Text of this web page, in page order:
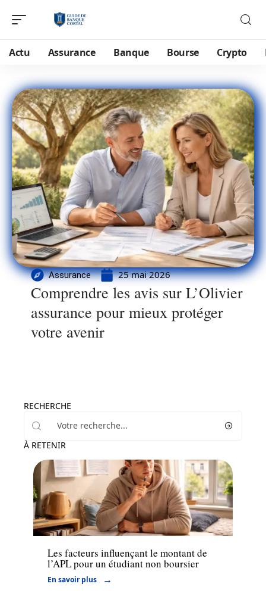
Actu Assurance Banque Bourse Crypto
Assurance 25 mai 2026
Comprendre les avis sur L’Olivier
assurance pour mieux protéger
votre avenir
RECHERCHE
À RETENIR
Finance
Les facteurs influençant le montant de
l’APL pour un étudiant non boursier
En savoir plus